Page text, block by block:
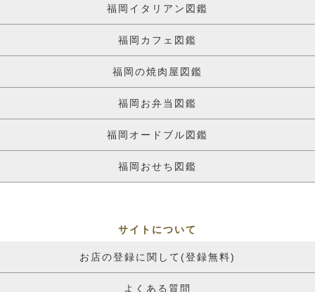
福岡イタリアン図鑑
福岡カフェ図鑑
福岡の焼肉屋図鑑
福岡お弁当図鑑
福岡オードブル図鑑
福岡おせち図鑑
サイトについて
お店の登録に関して(登録無料)
よくある質問